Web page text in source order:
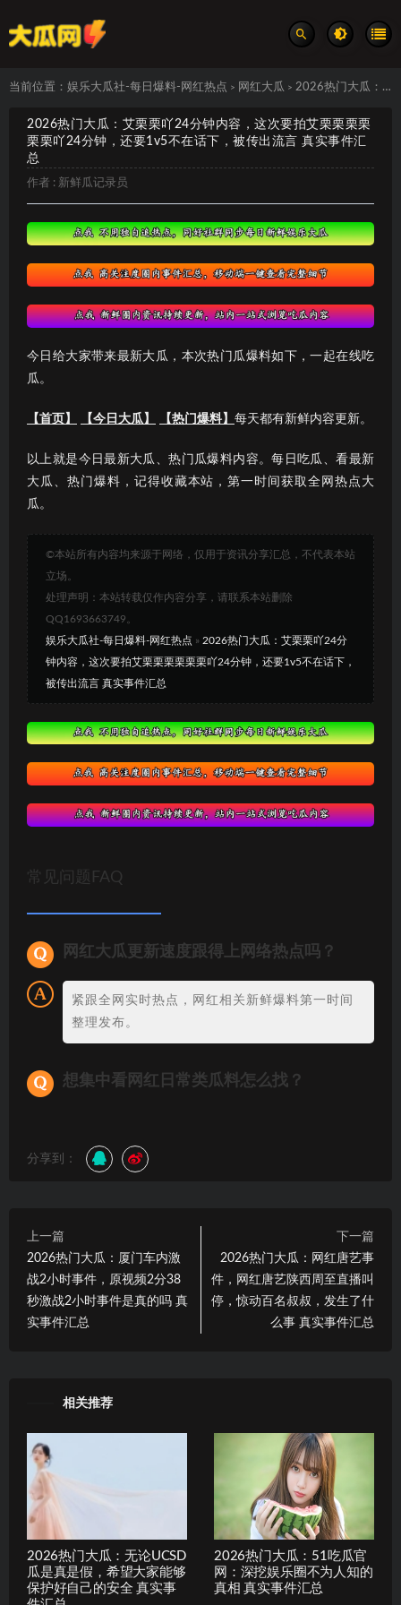
当前位置： 娱乐大瓜社-每日爆料-网红热点 > 网红大瓜 > 2026热门大瓜：艾栗栗吖24分钟内容，这次要拍艾栗栗栗栗栗栗吖24分钟，还要1v5不在话下，被传出流言 真实事件汇总
2026热门大瓜：艾栗栗吖24分钟内容，这次要拍艾栗栗栗栗
栗栗吖24分钟，还要1v5不在话下，被传出流言 真实事件汇
总
作者 : 新鲜瓜记录员
今日给大家带来最新大瓜，本次热门瓜爆料如下，一起在线吃
瓜。
【首页】 【今日大瓜】 【热门爆料】 每天都有新鲜内容更新。
以上就是今日最新大瓜、热门瓜爆料内容。每日吃瓜、看最新
大瓜、热门爆料，记得收藏本站，第一时间获取全网热点大
瓜。
©本站所有内容均来源于网络，仅用于资讯分享汇总，不代表本站
立场。
处理声明：本站转载仅作内容分享，请联系本站删除
QQ1693663749。
娱乐大瓜社-每日爆料-网红热点 » 2026热门大瓜：艾栗栗吖24分
钟内容，这次要拍艾栗栗栗栗栗栗吖24分钟，还要1v5不在话下，
被传出流言 真实事件汇总
常见问题FAQ
网红大瓜更新速度跟得上网络热点吗？
紧跟全网实时热点，网红相关新鲜爆料第一时间
整理发布。
想集中看网红日常类瓜料怎么找？
分享到：
上一篇
2026热门大瓜：厦门车内激
战2小时事件，原视频2分38
秒激战2小时事件是真的吗 真
实事件汇总
下一篇
2026热门大瓜：网红唐艺事
件，网红唐艺陕西周至直播叫
停，惊动百名叔叔，发生了什
么事 真实事件汇总
相关推荐
2026热门大瓜：无论UCSD
瓜是真是假，希望大家能够
保护好自己的安全 真实事
2026热门大瓜：51吃瓜官
网：深挖娱乐圈不为人知的
真相 真实事件汇总